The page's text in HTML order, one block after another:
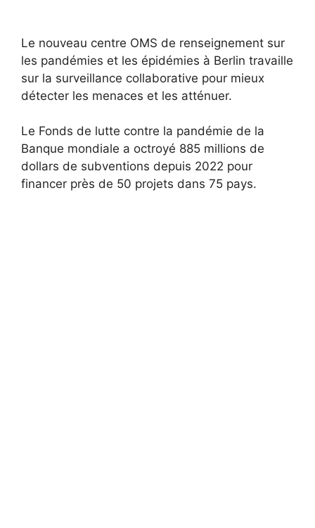
Le nouveau centre OMS de renseignement sur
les pandémies et les épidémies à Berlin travaille
sur la surveillance collaborative pour mieux
détecter les menaces et les atténuer.
Le Fonds de lutte contre la pandémie de la
Banque mondiale a octroyé 885 millions de
dollars de subventions depuis 2022 pour
financer près de 50 projets dans 75 pays.